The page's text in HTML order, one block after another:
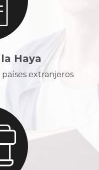
Haya
extranjeros